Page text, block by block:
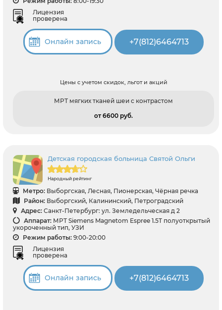
Лицензия
проверена
Онлайн запись +7(812)6464713
Цены с учетом скидок, льгот и акций
МРТ мягких тканей шеи с контрастом
от 6600 pуб.
Детская городская больница Святой Ольги
Народный рейтинг
Метро: Выборгская, Лесная, Пионерская, Чёрная речка
Район: Выборгский, Калининский, Петроградский
Адрес: Санкт-Петербург: ул. Земледельческая д 2
Аппарат: МРТ Siemens Magnetom Espree 1.5T полуоткрытый
укороченный тип, УЗИ
Режим работы: 9:00-20:00
Лицензия
проверена
Онлайн запись +7(812)6464713